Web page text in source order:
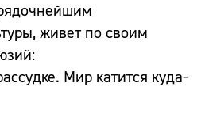
живет по своим
Мир катится куда-